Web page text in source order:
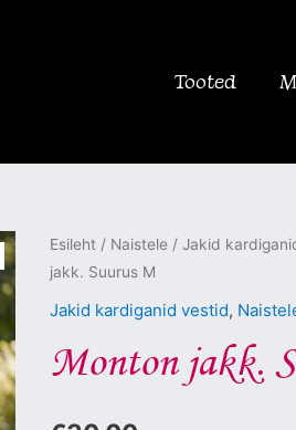
Tooted
Esileht / Naistele/ Jakid
jakk. Suurus M
Jakid kardiganid vestid,
Monton jakk.
Monton
jakk.
Suurus
kogus